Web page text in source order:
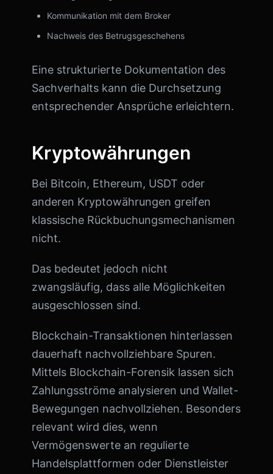
Kommunikation mit dem Broker
Nachweis des Betrugsgeschehens
Eine strukturierte Dokumentation des
Sachverhalts kann die Durchsetzung
entsprechender Ansprüche erleichtern.
Kryptowährungen
Bei Bitcoin, Ethereum, USDT oder
anderen Kryptowährungen greifen
klassische Rückbuchungsmechanismen
nicht.
Das bedeutet jedoch nicht
zwangsläufig, dass alle Möglichkeiten
ausgeschlossen sind.
Blockchain-Transaktionen hinterlassen
dauerhaft nachvollziehbare Spuren.
Mittels Blockchain-Forensik lassen sich
Zahlungsströme analysieren und Wallet-
Bewegungen nachvollziehen. Besonders
relevant wird dies, wenn
Vermögenswerte an regulierte
Handelsplattformen oder Dienstleister